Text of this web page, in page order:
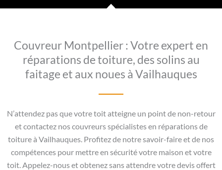
Couvreur Montpellier : Votre expert en
réparations de toiture, des solins au
faitage et aux noues à Vailhauques
N’attendez pas que votre toit atteigne un point de non-retour
et contactez nos couvreurs spécialistes en réparations de
toiture à Vailhauques. Profitez de notre savoir-faire et de nos
compétences pour mettre en sécurité votre maison et votre
toit. Appelez-nous et obtenez sans attendre votre devis offert